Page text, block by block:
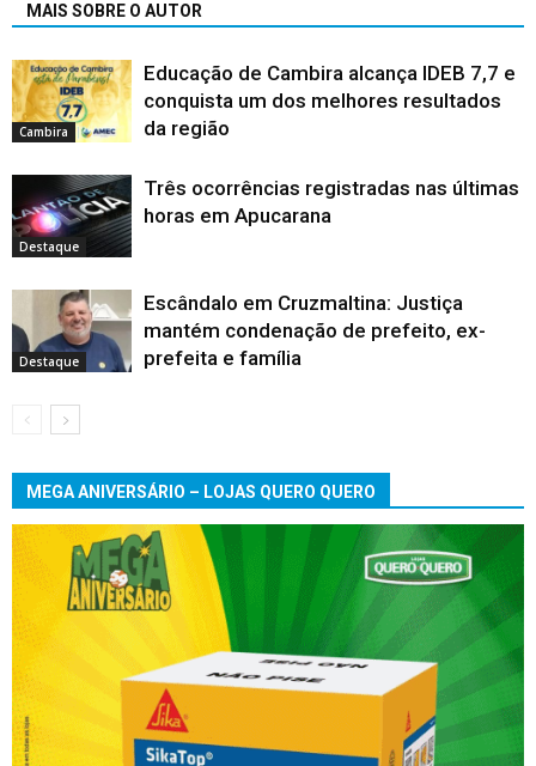
MAIS SOBRE O AUTOR
Cambira
Educação de Cambira alcança IDEB 7,7 e
conquista um dos melhores resultados
da região
Destaque
Três ocorrências registradas nas últimas
horas em Apucarana
Destaque
Escândalo em Cruzmaltina: Justiça
mantém condenação de prefeito, ex-
prefeita e família
MEGA ANIVERSÁRIO – LOJAS QUERO QUERO